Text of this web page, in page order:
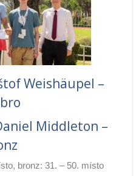
Weishäupel –
Middleton –
bronz: 31. – 50. místo